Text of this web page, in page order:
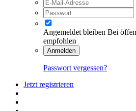
Angemeldet bleiben Bei
empfohlen
Anmelden
Passwort vergessen?
Jetzt registrieren